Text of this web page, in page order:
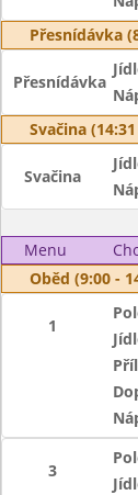
Přesnídávka
Přesnídávka
Svačina
Svačina
Menu
Oběd (9:00 -
1
3